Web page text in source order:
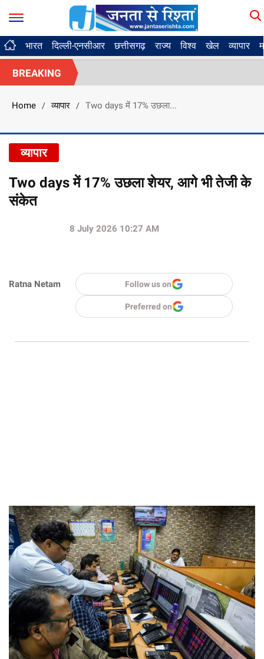
भारत दिल्ली-एनसीआर छत्तीसगढ़ राज्य विश्व खेल व्यापार
BREAKING
Home / व्यापार / Two days में 17% उछला...
व्यापार
Two days में 17% उछला शेयर, आगे भी तेजी के
संकेत
Ratna Netam
8 July 2026 10:27 AM
Follow us on
Preferred on